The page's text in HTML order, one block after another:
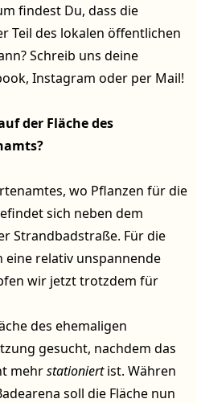
findest Du, dass die
Teil des lokalen öffentlichen
Schreib uns deine
Instagram oder per Mail!
der Fläche des
wo Pflanzen für die
sich neben dem
Strandbadstraße. Für die
relativ unspannende
wir jetzt trotzdem für
des ehemaligen
gesucht, nachdem das
mehrstationiertist. Währen
soll die Fläche nun